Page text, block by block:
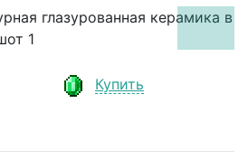
Купить